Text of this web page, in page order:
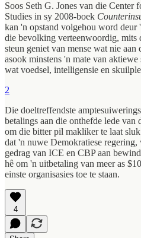
Soos Seth G. Jones van die Center
Studies in sy 2008-boek
kan 'n opstand volgehou word deur
die bevolking verteenwoordig, mits
steun geniet van mense wat nie
asook minstens 'n mate van
wat voedsel, intelligensie en
2
Die doeltreffendste
betalings aan die onthefde lede
om die bitter pil makliker te laat
dat 'n nuwe Demokratiese
gedrag van ICE en CBP aan
hê om 'n uitbetaling van meer as
einste organisasies toe te staan.
4